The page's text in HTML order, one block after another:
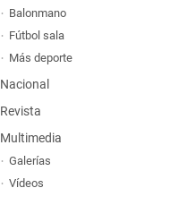
Balonmano
Fútbol sala
Más deporte
Nacional
Revista
Multimedia
Galerías
Vídeos